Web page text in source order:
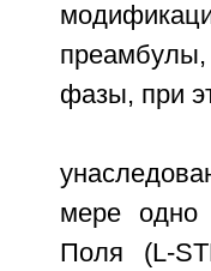
преамбулы,
фазы, при
мере одно
Поля (L-